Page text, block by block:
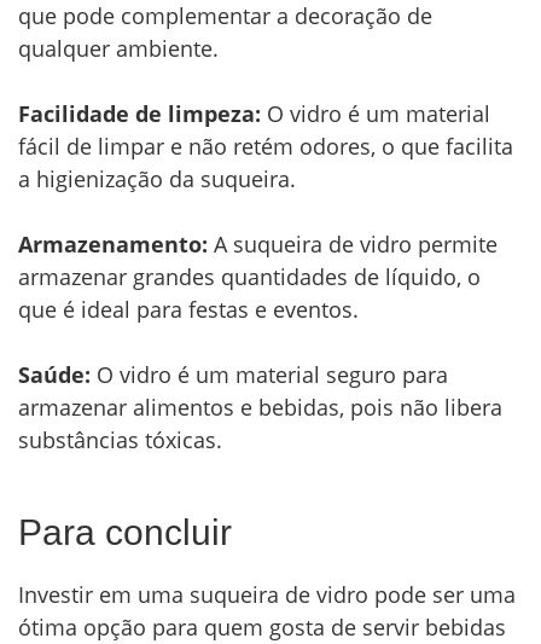
que pode complementar a decoração de
qualquer ambiente.
Facilidade de limpeza: O vidro é um material
fácil de limpar e não retém odores, o que facilita
a higienização da suqueira.
Armazenamento: A suqueira de vidro permite
armazenar grandes quantidades de líquido, o
que é ideal para festas e eventos.
Saúde: O vidro é um material seguro para
armazenar alimentos e bebidas, pois não libera
substâncias tóxicas.
Para concluir
Investir em uma suqueira de vidro pode ser uma
ótima opção para quem gosta de servir bebidas